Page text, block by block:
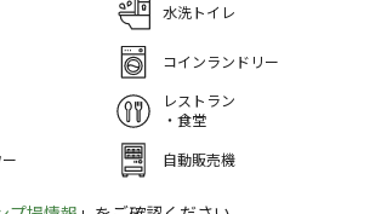
水洗トイレ
コインランドリー
レストラン
・食堂
自動販売機